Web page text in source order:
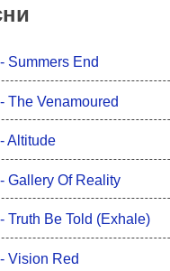
- Summers End
- The Venamoured
-Altitude
- Gallery Of Reality
- Truth Be Told (Exhale)
- Vision Red